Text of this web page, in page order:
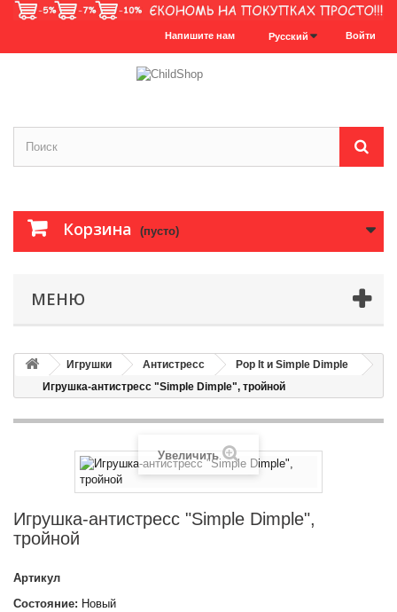
Войти
Русский
Напишите нам
Корзина (пусто)
МЕНЮ
Игрушки Антистресс
Pop It и Simple Dimple
Игрушка-антистресс "Simple Dimple", тройной
Увеличить
Игрушка-антистресс "Simple Dimple",
тройной
Артикул
Состояние: Новый